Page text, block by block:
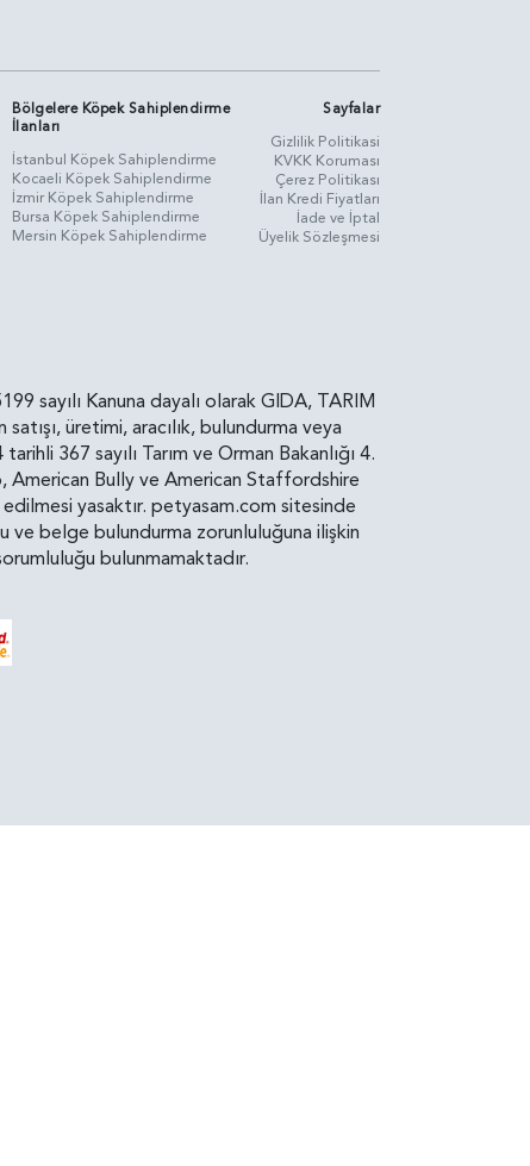
Bölgelere Köpek Sahiplendirme
İlanları
İstanbul Köpek Sahiplendirme
Kocaeli Köpek Sahiplendirme
İzmir Köpek Sahiplendirme
Bursa Köpek Sahiplendirme
Mersin Köpek Sahiplendirme
Sayfalar
Gizlilik Politikasi
KVKK Koruması
Çerez Politikası
İlan Kredi Fiyatları
İade ve İptal
Üyelik Sözleşmesi
sayılı Kanuna dayalı olarak GIDA, TARIM
üretimi, aracılık, bulundurma veya
367 sayılı Tarım ve Orman Bakanlığı 4.
American Bully ve American Staffordshire
edilmesi yasaktır. petyasam.com sitesinde
ve belge bulundurma zorunluluğuna ilişkin
bulunmamaktadır.